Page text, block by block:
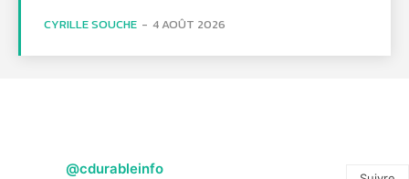
CYRILLE SOUCHE - 4 AOÛT 2026
@cdurableinfo